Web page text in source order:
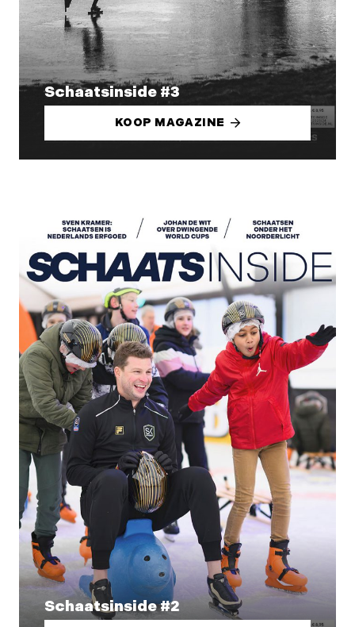
Schaatsinside #3
KOOP MAGAZINE
Schaatsinside #2